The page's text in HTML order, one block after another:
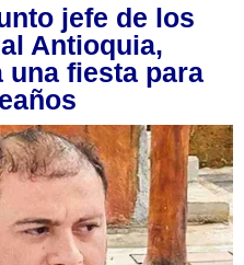
jefe de los
Antioquia,
una fiesta para